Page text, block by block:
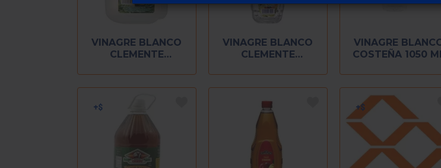
VINAGRE BLANCO
CLEMENTE
LITROS
VINAGRE BLANCO
CLEMENTE
VINAGRE
COSTEÑA 1050